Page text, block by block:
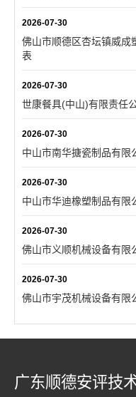
2026-07-30
佛山市顺德区杏坛镇威成
表
2026-07-30
世康餐具(中山)有限责任
2026-07-30
中山市南华搪瓷制品有限
2026-07-30
中山市华迪橡塑制品有限
2026-07-30
佛山市义顺机械设备有限
2026-07-30
佛山市宇茂机械设备有限
广东顺德安评技